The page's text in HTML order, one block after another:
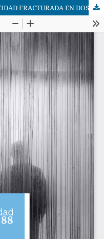
METAFICCIÓN, HORROR E IDENTIDAD FRACTURADA EN DOS CUENTOS DE LUIS AGUILAR MONSALVE